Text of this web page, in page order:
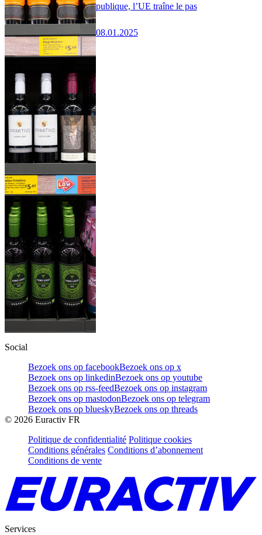
publique, l’UE traîne le pas
08.01.2025
Social
Bezoek ons op facebookBezoek ons op x
Bezoek ons op linkedinBezoek ons op youtube
Bezoek ons op rss-feedBezoek ons op instagram
Bezoek ons op mastodonBezoek ons op telegram
Bezoek ons op blueskyBezoek ons op threads
© 2026 Euractiv FR
Politique de confidentialité Politique cookies
Conditions générales Conditions d’abonnement
Conditions de vente
Services